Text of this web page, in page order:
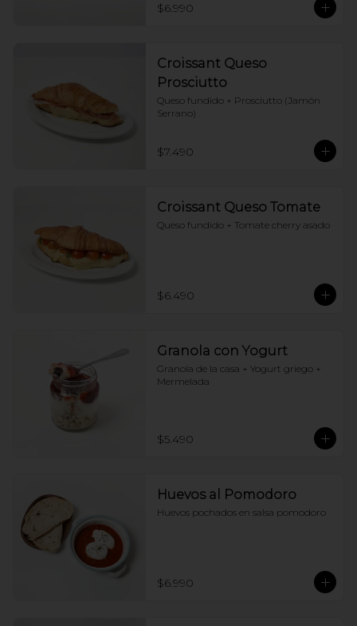
$6.990
Croissant Queso
Prosciutto
Queso fundido + Prosciutto (Jamón
Serrano)
$7.490
Croissant Queso Tomate
Queso fundido + Tomate cherry asado
$6.490
Granola con Yogurt
Granola de la casa + Yogurt griego +
Mermelada
$5.490
Huevos al Pomodoro
Huevos pochados en salsa pomodoro
$6.990